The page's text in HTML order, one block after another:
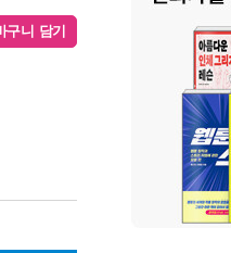
구니 담기